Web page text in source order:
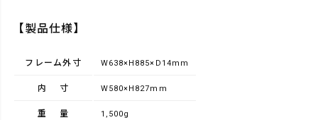
【製品仕様】
フレーム外寸 W638×H885×D14mm
内寸 W580×H827mm
重量 1,500g